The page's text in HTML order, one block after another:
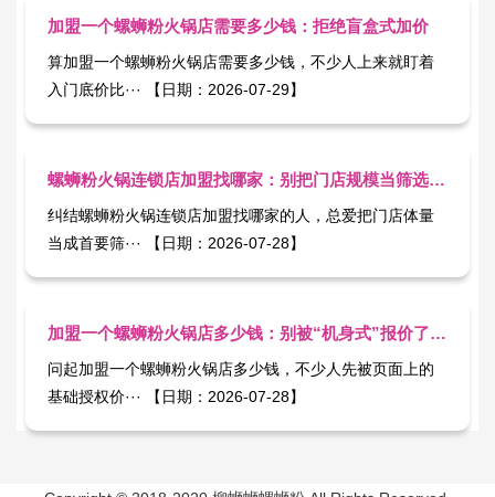
加盟一个螺蛳粉火锅店需要多少钱：拒绝盲盒式加价
算加盟一个螺蛳粉火锅店需要多少钱，不少人上来就盯着
入门底价比··· 【日期：2026-07-29】
螺蛳粉火锅连锁店加盟找哪家：别把门店规模当筛选标尺
纠结螺蛳粉火锅连锁店加盟找哪家的人，总爱把门店体量
当成首要筛··· 【日期：2026-07-28】
加盟一个螺蛳粉火锅店多少钱：别被“机身式”报价了预算
问起加盟一个螺蛳粉火锅店多少钱，不少人先被页面上的
基础授权价··· 【日期：2026-07-28】